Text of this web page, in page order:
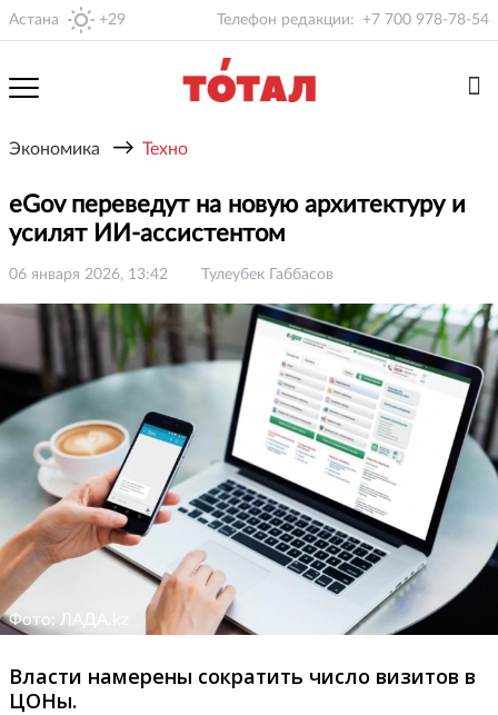
Астана +29 Телефон редакции: +7 700 978-78-54
Экономика → Техно
eGov переведут на новую архитектуру и
усилят ИИ-ассистентом
06 января 2026, 13:42 Тулеубек Габбасов
Фото: ЛАДА.kz
Власти намерены сократить число визитов в
ЦОНы.